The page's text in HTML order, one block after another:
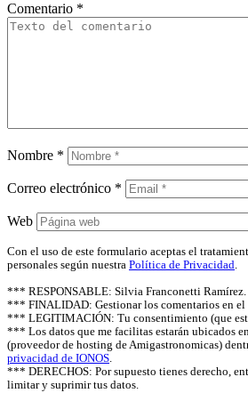
Comentario *
Nombre *
Correo electrónico *
Web
Con el uso de este formulario aceptas el
personales según nuestra Política de Privacidad.
*** RESPONSABLE: Silvia Franconetti Ramírez.
*** FINALIDAD: Gestionar los comentarios en el
*** LEGITIMACIÓN: Tu consentimiento (que
*** Los datos que me facilitas estarán ubicados
(proveedor de hosting de Amigastronomicas)
privacidad de IONOS.
*** DERECHOS: Por supuesto tienes derecho,
limitar y suprimir tus datos.